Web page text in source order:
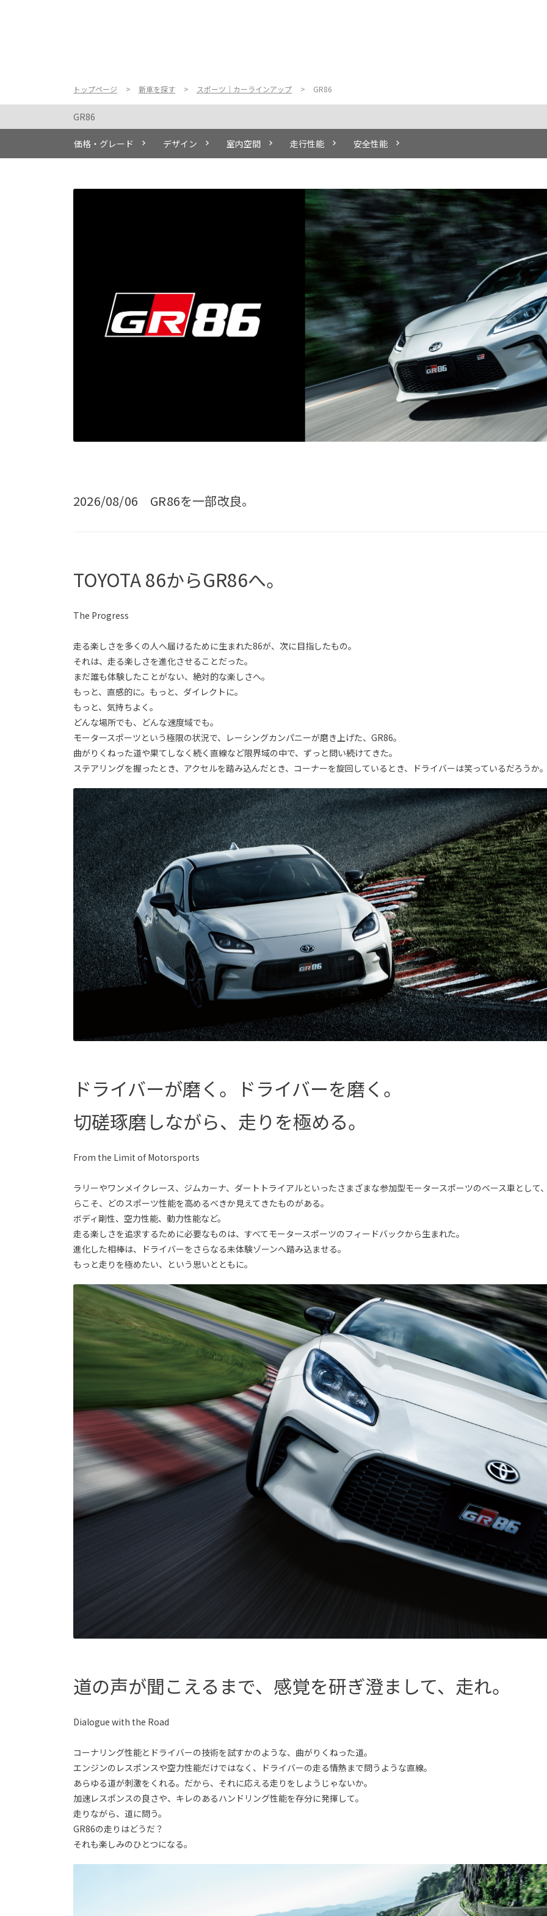
トップページ 新車を探す スポーツ｜カーラインアップ GR86
GR86
価格・グレード デザイン 室内空間 走行性能 安全性能
2026/08/06 GR86を一部改良。
TOYOTA 86からGR86へ。
The Progress
⾛る楽しさを多くの⼈へ届けるために生まれた86が、次に目指したもの。
それは、走る楽しさを進化させることだった。
まだ誰も体験したことがない、絶対的な楽しさへ。
もっと、直感的に。もっと、ダイレクトに。
もっと、気持ちよく。
どんな場所でも、どんな速度域でも。
モータースポーツという極限の状況で、レーシングカンパニーが磨き上げた、GR86。
曲がりくねった道や果てしなく続く直線など限界域の中で、ずっと問い続けてきた。
ステアリングを握ったとき、アクセルを踏み込んだとき、コーナーを旋回しているとき、ドライバーは笑っているだろうか
ドライバーが磨く。ドライバーを磨く。
切磋琢磨しながら、走りを極める。
From the Limit of Motorsports
ラリーやワンメイクレース、ジムカーナ、ダートトライアルといったさまざまな参加型モータースポーツのベース車とし
らこそ、どのスポーツ性能を高めるべきか見えてきたものがある。
ボディ剛性、空力性能、動力性能など。
走る楽しさを追求するために必要なものは、すべてモータースポーツのフィードバックから生まれた。
進化した相棒は、ドライバーをさらなる未体験ゾーンへ踏み込ませる。
もっと走りを極めたい、という思いとともに。
道の声が聞こえるまで、感覚を研ぎ澄まして、走れ。
Dialogue with the Road
コーナリング性能とドライバーの技術を試すかのような、曲がりくねった道。
エンジンのレスポンスや空力性能だけではなく、ドライバーの走る情熱まで問うような直線。
あらゆる道が刺激をくれる。だから、それに応える走りをしようじゃないか。
加速レスポンスの良さや、キレのあるハンドリング性能を存分に発揮して。
走りながら、道に問う。
GR86の走りはどうだ？
それも楽しみのひとつになる。